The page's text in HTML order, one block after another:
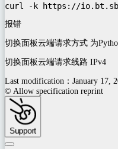
curl -k https://
报错
切换面板云端请求方式 为
切换面板云端请求线路 IPv4
Last modification：January 17,
© Allow specification reprint
Support